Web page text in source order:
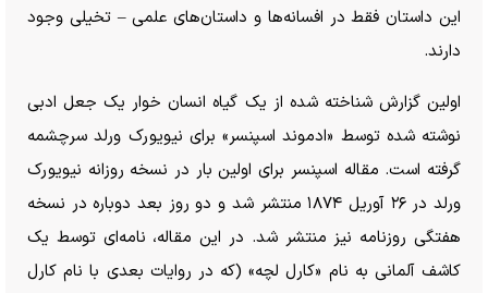
این داستان فقط در افسانه‌ها و داستان‌های علمی – تخیلی وجود
دارند.
اولین گزارش شناخته شده از یک گیاه انسان خوار یک جعل ادبی
نوشته شده توسط «ادموند اسپنسر» برای نیویورک ورلد سرچشمه
گرفته است. مقاله اسپنسر برای اولین بار در نسخه روزانه نیویورک
ورلد در ۲۶ آوریل ۱۸۷۴ منتشر شد و دو روز بعد دوباره در نسخه
هفتگی روزنامه نیز منتشر شد. در این مقاله، نامه‌ای توسط یک
کاشف آلمانی به نام «کارل لچه» (که در روایات بعدی با نام کارل